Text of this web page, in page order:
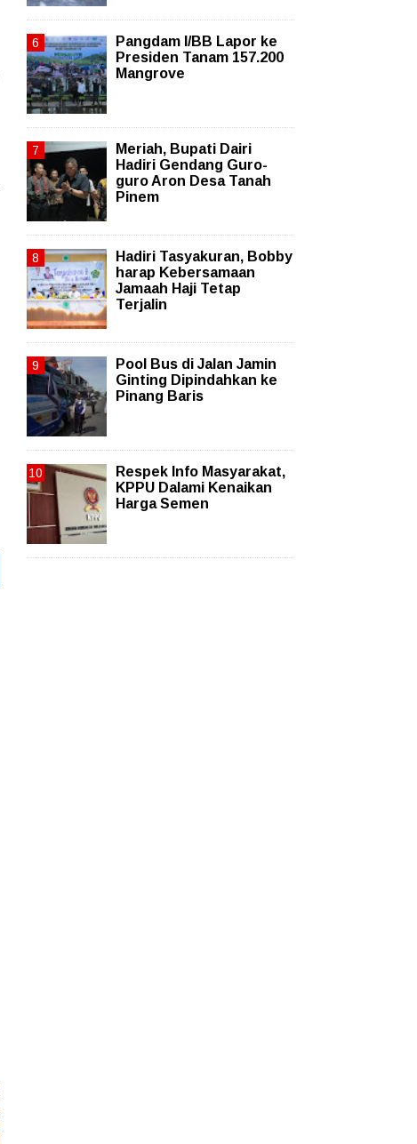
Pangdam I/BB Lapor ke
Presiden Tanam 157.200
Mangrove
Meriah, Bupati Dairi
Hadiri Gendang Guro-
guro Aron Desa Tanah
Pinem
Hadiri Tasyakuran, Bobby
harap Kebersamaan
Jamaah Haji Tetap
Terjalin
Pool Bus di Jalan Jamin
Ginting Dipindahkan ke
Pinang Baris
Respek Info Masyarakat,
KPPU Dalami Kenaikan
Harga Semen